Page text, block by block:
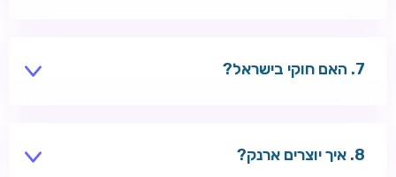
האם חוקי בישראל?
איך יוצרים ארנק?